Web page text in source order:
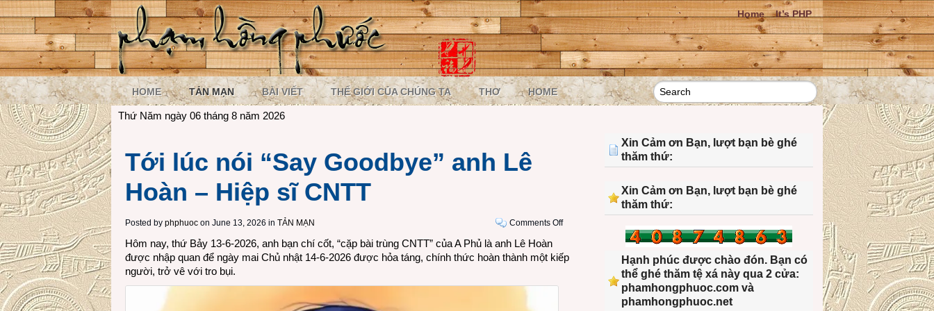
Home It’s PHP
HOME TẢN MẠN BÀI VIẾT THẾ GIỚI CỦA CHÚNG TA THƠ HOME
Thứ Năm ngày 06 tháng 8 năm 2026
Tới lúc nói “Say Goodbye” anh Lê
Hoàn – Hiệp sĩ CNTT
Posted by phphuoc on June 13, 2026 in TẢN MẠN Comments Offon
nói
Hôm nay, thứ Bảy 13-6-2026, anh bạn chí cốt, “cặp bài trùng CNTT” của A Phủ là anh Lê Hoàn
được nhập quan để ngày mai Chủ nhật 14-6-2026 được hỏa táng, chính thức hoàn thành một kiếp
người, trở vê với tro bụi.
Xin Cảm ơn Bạn, lượt bạn bè ghé
thăm thứ:
Xin Cảm ơn Bạn, lượt bạn bè ghé
thăm thứ:
Hạnh phúc được chào đón. Bạn có
thể ghé thăm tệ xá này qua 2 cửa:
phamhongphuoc.com và
phamhongphuoc.net